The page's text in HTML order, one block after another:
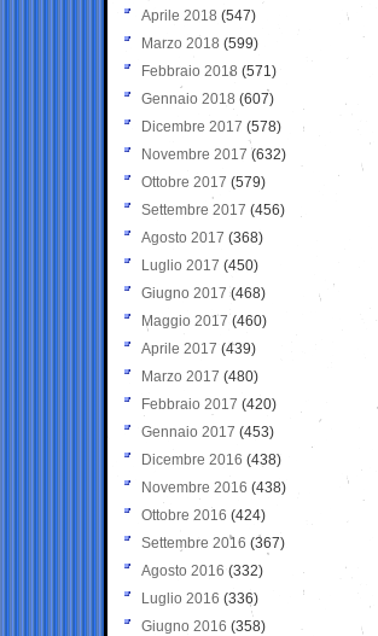
Aprile 2018 (547)
Marzo 2018 (599)
Febbraio 2018 (571)
Gennaio 2018 (607)
Dicembre 2017 (578)
Novembre 2017 (632)
Ottobre 2017 (579)
Settembre 2017 (456)
Agosto 2017 (368)
Luglio 2017 (450)
Giugno 2017 (468)
Maggio 2017 (460)
Aprile 2017 (439)
Marzo 2017 (480)
Febbraio 2017 (420)
Gennaio 2017 (453)
Dicembre 2016 (438)
Novembre 2016 (438)
Ottobre 2016 (424)
Settembre 2016 (367)
Agosto 2016 (332)
Luglio 2016 (336)
Giugno 2016 (358)